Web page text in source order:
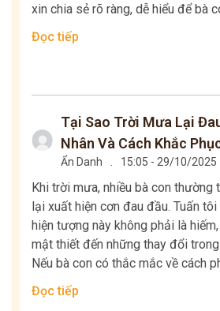
xin chia sẻ rõ ràng, dễ hiểu để bà
Đọc tiếp
Tại Sao Trời Mưa Lại
Nhân Và Cách Khắc
Ẩn Danh 15:05 - 29/10/2025
Khi trời mưa, nhiều bà con thường
lại xuất hiện cơn đau đầu. Tuấn
hiện tượng này không phải là
mật thiết đến những thay đổi
Nếu bà con có thắc mắc về cách
Đọc tiếp